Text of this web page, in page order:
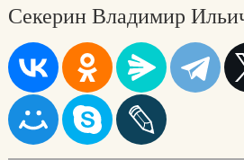
Секерин Владимир